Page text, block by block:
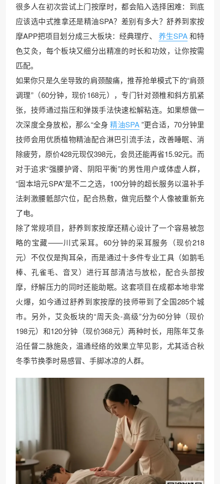
很多人在初次尝试上门按摩时，都会陷入选择困难：到底
应该选中式推拿还是精油SPA？差别有多大？舒养到家按
摩APP把项目划分成三大板块：经典理疗、
养生SPA和特
色艾灸，每个板块又细分出精准的时长和功效，让你按需
匹配。
如果你只是久坐导致的肩颈酸痛，推荐抢单模式下的“肩颈
调理”（60分钟，现价168元），专门针对颈椎和斜方肌紧
张，技师通过指压和弹拨手法快速松解粘连。如果想做一
次深度全身放松，那么“全身 精油SPA”更合适，70分钟里
技师会用优质植物精油配合淋巴引流手法，改善睡眠、消
除疲劳，原价428元现仅398元，会员还能再省15.92元。而
对于追求“强腰护肾、阴阳平衡”的男性用户或体虚人群，
“固本培元SPA”是不二之选，100分钟的超长服务以温补手
法刺激腰骶部穴位，配合热敷，做完后整个人像被重新充
了电。
除了常规项目，舒养到家按摩还精心设计了一个容易被忽
略的宝藏——川式采耳。60分钟的采耳服务（现价218
元）不仅仅是掏耳朵，而是通过十多件专业工具（如鹅毛
棒、孔雀毛、音叉）进行耳部清洁与放松，配合头部按
摩，纾解压力的同时还能助眠。这套项目在成都本地非常
火爆，如今通过舒养到家按摩的技师带到了全国285个城
市。另外，艾灸板块的“周天灸-高级”分为60分钟（现价
198元）和120分钟（现价368元）两种时长，用陈年艾条
沿任督二脉施灸，温通经络的效果立竿见影，尤其适合秋
冬季节换季时易感冒、手脚冰凉的人群。